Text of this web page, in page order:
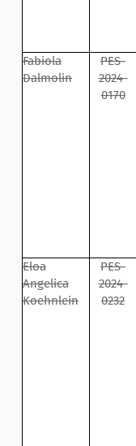
Fabiola
Dalmolin
PES-
2024-
0170
Eloa
Angelica
Koehnlein
PES-
2024-
0232